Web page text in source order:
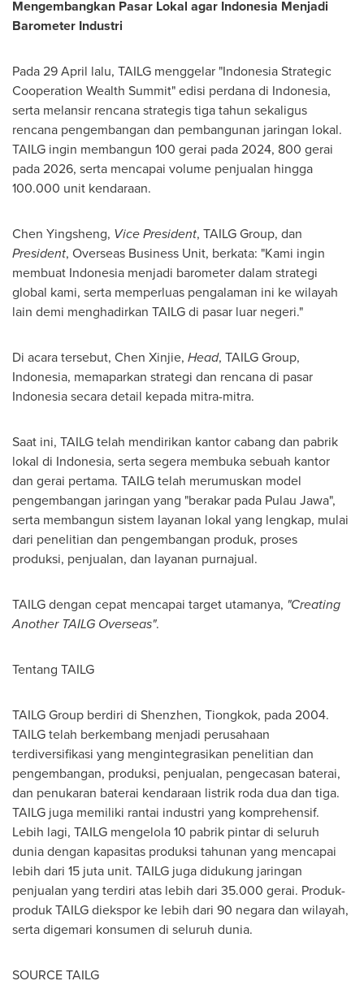
Mengembangkan Pasar Lokal agar Indonesia Menjadi
Barometer Industri
Pada 29 April lalu, TAILG menggelar "Indonesia Strategic
Cooperation Wealth Summit" edisi perdana di Indonesia,
serta melansir rencana strategis tiga tahun sekaligus
rencana pengembangan dan pembangunan jaringan lokal.
TAILG ingin membangun 100 gerai pada 2024, 800 gerai
pada 2026, serta mencapai volume penjualan hingga
100.000 unit kendaraan.
Chen Yingsheng, Vice President, TAILG Group, dan
President, Overseas Business Unit, berkata: "Kami ingin
membuat Indonesia menjadi barometer dalam strategi
global kami, serta memperluas pengalaman ini ke wilayah
lain demi menghadirkan TAILG di pasar luar negeri."
Di acara tersebut, Chen Xinjie, Head, TAILG Group,
Indonesia, memaparkan strategi dan rencana di pasar
Indonesiasecara detail kepada mitra-mitra.
Saat ini, TAILG telah mendirikan kantor cabang dan pabrik
lokal di Indonesia, serta segera membuka sebuah kantor
dan gerai pertama. TAILG telah merumuskan model
pengembangan jaringan yang "berakar pada Pulau Jawa",
serta membangun sistem layanan lokal yang lengkap, mulai
dari penelitian dan pengembangan produk, proses
produksi, penjualan, dan layanan purnajual.
TAILG dengan cepat mencapai target utamanya, "Creating
Another TAILG Overseas".
Tentang TAILG
TAILG Group berdiri di Shenzhen, Tiongkok, pada 2004.
TAILG telah berkembang menjadi perusahaan
terdiversifikasi yang mengintegrasikan penelitian dan
pengembangan, produksi, penjualan, pengecasan baterai,
dan penukaran baterai kendaraan listrik roda dua dan tiga.
TAILG juga memiliki rantai industri yang komprehensif.
Lebih lagi, TAILG mengelola 10 pabrik pintar di seluruh
dunia dengan kapasitas produksi tahunan yang mencapai
lebih dari 15 juta unit. TAILG juga didukung jaringan
penjualan yang terdiri atas lebih dari 35.000 gerai. Produk-
produk TAILG diekspor ke lebih dari 90 negara dan wilayah,
serta digemari konsumen di seluruh dunia.
SOURCE TAILG